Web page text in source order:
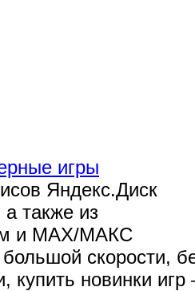
игры
Яндекс.Диск
также из
и MAX/МАКС
большой скорости,
купить новинки